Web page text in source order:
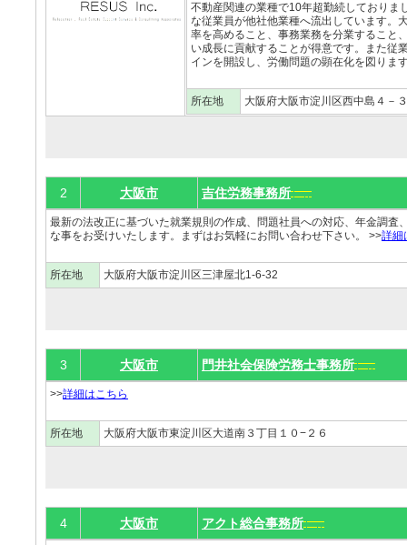
不動産関連の業種で10年超勤続しておりま
な従業員が他社他業種へ流出しています。
率を高めること、事務業務を分業すること
い成長に貢献することが得意です。また従
インを開設し、労働問題の顕在化を図りま
所在地 大阪府大阪市淀川区西中島４－
2 大阪市 吉住労務事務所
最新の法改正に基づいた就業規則の作成、問題社員への対応、年金調査
な事をお受けいたします。まずはお気軽にお問い合わせ下さい。 >>詳細
所在地 大阪府大阪市淀川区三津屋北1-6-32
3 大阪市 門井社会保険労務士事務所
>>詳細はこちら
所在地 大阪府大阪市東淀川区大道南３丁目１０−２６
4 大阪市 アクト総合事務所